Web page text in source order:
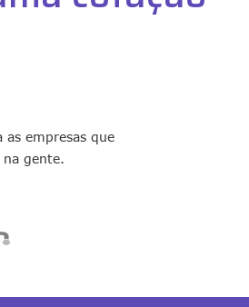
as empresas que
gente.